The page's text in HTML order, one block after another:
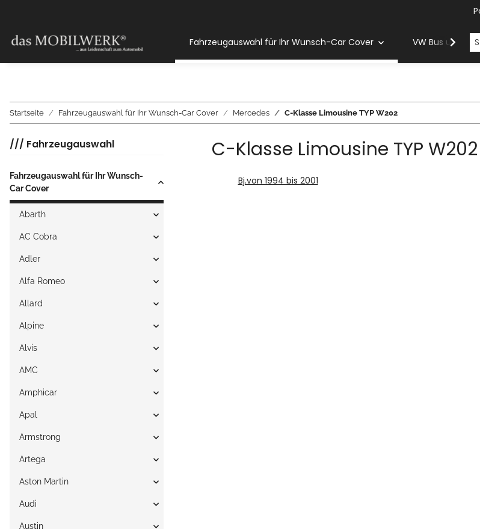
Fahrzeugauswahl für Ihr Wunsch-Car Cover VW Bus und
Startseite Fahrzeugauswahl für Ihr Wunsch-Car Cover Mercedes C-Klasse Limousine TYP W202
C-Klasse Limousine TYP W202
Bj.von 1994 bis 2001
/// Fahrzeugauswahl
Fahrzeugauswahl für Ihr Wunsch-
Car Cover
Abarth
AC Cobra
Adler
Alfa Romeo
Allard
Alpine
Alvis
AMC
Amphicar
Apal
Armstrong
Artega
Aston Martin
Audi
Austin